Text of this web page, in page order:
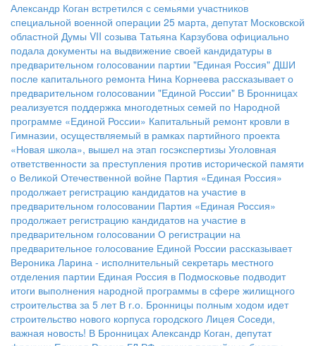
Александр Коган встретился с семьями участников
специальной военной операции 25 марта, депутат Московской
областной Думы VII созыва Татьяна Карзубова официально
подала документы на выдвижение своей кандидатуры в
предварительном голосовании партии "Единая Россия" ДШИ
после капитального ремонта Нина Корнеева рассказывает о
предварительном голосовании "Единой России" В Бронницах
реализуется поддержка многодетных семей по Народной
программе «Единой России» Капитальный ремонт кровли в
Гимназии, осуществляемый в рамках партийного проекта
«Новая школа», вышел на этап госэкспертизы Уголовная
ответственности за преступления против исторической памяти
о Великой Отечественной войне Партия «Единая Россия»
продолжает регистрацию кандидатов на участие в
предварительном голосовании Партия «Единая Россия»
продолжает регистрацию кандидатов на участие в
предварительном голосовании О регистрации на
предварительное голосование Единой России рассказывает
Вероника Ларина - исполнительный секретарь местного
отделения партии Единая Россия в Подмосковье подводит
итоги выполнения народной программы в сфере жилищного
строительства за 5 лет В г.о. Бронницы полным ходом идет
строительство нового корпуса городского Лицея Соседи,
важная новость! В Бронницах Александр Коган, депутат